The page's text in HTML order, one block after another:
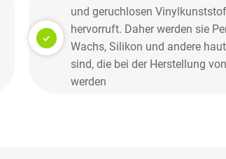
und geruchlosen
hervorruft. Daher werden sie
Wachs, Silikon und andere
sind, die bei der Herstellung
werden